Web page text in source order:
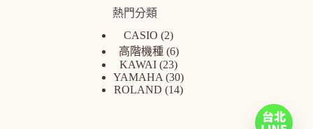
熱門分類
CASIO
2
高階機種 6
KAWAI 23
YAMAHA 30
ROLAND
14